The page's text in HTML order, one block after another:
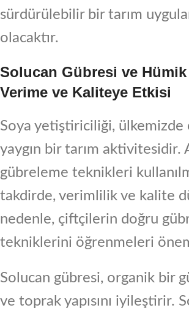
sürdürülebilir bir tarım
olacaktır.
Solucan Gübresi ve
Verime ve Kaliteye Etkisi
Soya yetiştiriciliği, ülkemizde
yaygın bir tarım aktivitesidir.
gübreleme teknikleri
takdirde, verimlilik ve kalite
nedenle, çiftçilerin doğru
tekniklerini öğrenmeleri
Solucan gübresi, organik bir
ve toprak yapısını iyileştirir.